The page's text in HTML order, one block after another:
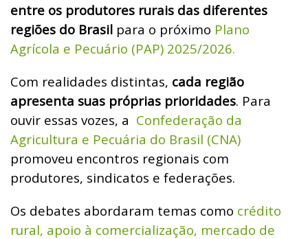
entre os produtores rurais das diferentes
regiões do Brasil para o próximo Plano
Agrícola e Pecuário (PAP) 2025/2026.
Com realidades distintas, cada região
apresenta suas próprias prioridades. Para
ouvir essas vozes, a Confederação da
Agricultura e Pecuária do Brasil (CNA)
promoveu encontros regionais com
produtores, sindicatos e federações.
Os debates abordaram temas como crédito
rural, apoio à comercialização, mercado de